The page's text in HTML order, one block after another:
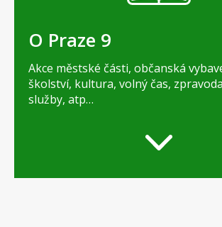
O Praze 9
Akce městské části, občanská
školství, kultura, volný čas,
služby, atp…